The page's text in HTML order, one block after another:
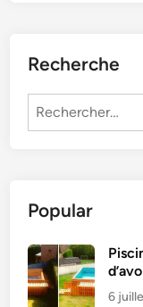
Recherche
Rechercher :
Popular
6